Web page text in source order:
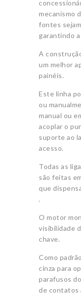
mecanismo
fontes
garantindo
A
um melhor
painéis.
Este linha
ou
manual ou
acoplar o
suporte ao
acesso.
Todas as
são feitas
que
.
O motor
visibilidade
chave.
Como
cinza para
parafusos
de contatos